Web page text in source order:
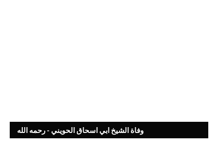
وفاة الشيخ ابي اسحاق الحويني - رحمه الله